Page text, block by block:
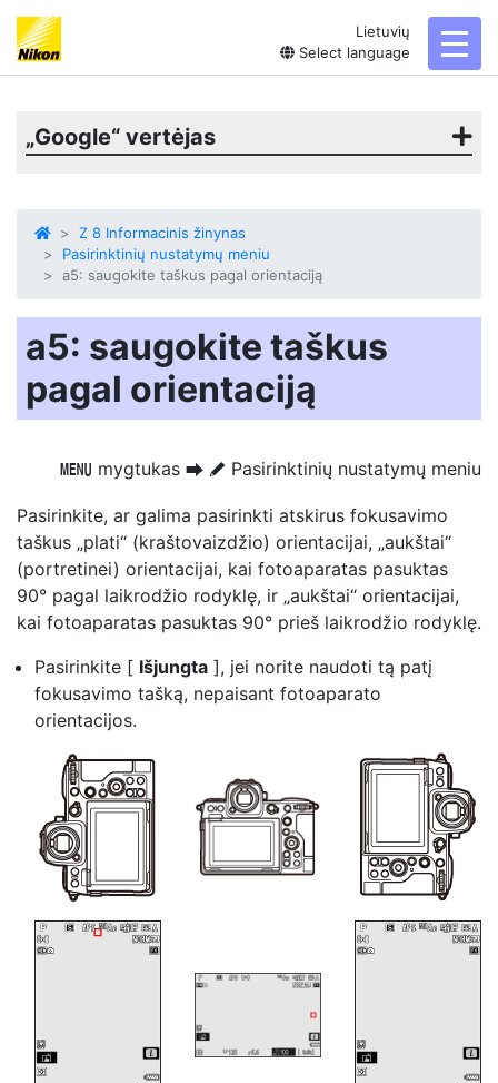
Lietuvių
Select language
„Google“ vertėjas
Z 8 Informacinis žinynas
Pasirinktinių nustatymų meniu
a5: saugokite taškus pagal orientaciją
a5: saugokite taškus
pagal orientaciją
G mygtukas U A Pasirinktinių nustatymų meniu
Pasirinkite, ar galima pasirinkti atskirus fokusavimo
taškus „plati“ (kraštovaizdžio) orientacijai, „aukštai“
(portretinei) orientacijai, kai fotoaparatas pasuktas
90° pagal laikrodžio rodyklę, ir „aukštai“ orientacijai,
kai fotoaparatas pasuktas 90° prieš laikrodžio rodyklę.
Pasirinkite [ Išjungta ], jei norite naudoti tą patį
fokusavimo tašką, nepaisant fotoaparato
orientacijos.